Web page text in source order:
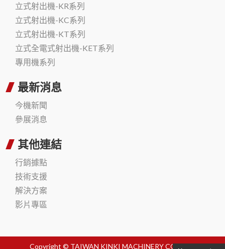
立式射出機-KR系列
立式射出機-KC系列
立式射出機-KT系列
立式全電式射出機-KET系列
專用機系列
最新消息
今機新聞
參展消息
其他連結
行銷據點
技術支援
解決方案
影片專區
Copyright © TAIWAN KINKI MACHINERY CO., LTD.